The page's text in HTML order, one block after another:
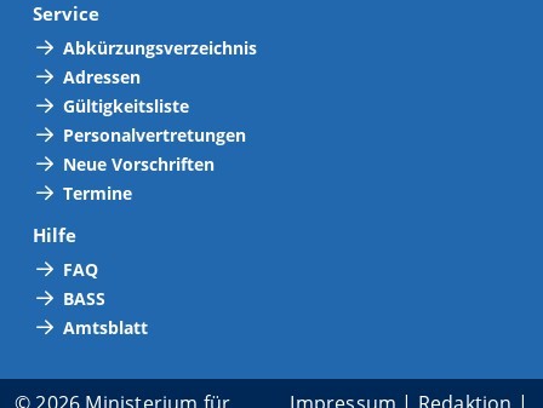
Service
Abkürzungsverzeichnis
Adressen
Gültigkeitsliste
Personalvertretungen
Neue Vorschriften
Termine
Hilfe
FAQ
BASS
Amtsblatt